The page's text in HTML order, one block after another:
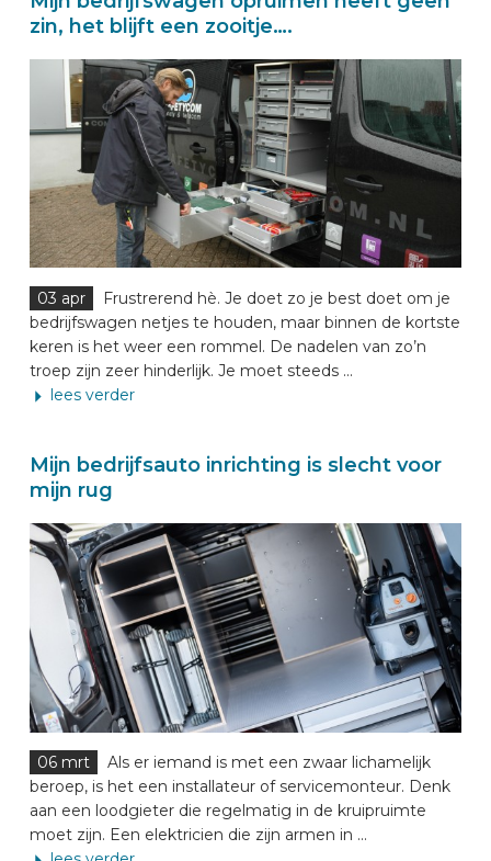
zin, het blijft een zooitje….
03 apr
Frustrerend hè. Je doet zo je best doet om je
bedrijfswagen netjes te houden, maar binnen de kortste
keren is het weer een rommel. De nadelen van zo’n
troep zijn zeer hinderlijk. Je moet steeds ...
lees verder
Mijn bedrijfsauto inrichting is slecht voor
mijn rug
06 mrt
Als er iemand is met een zwaar lichamelijk
beroep, is het een installateur of servicemonteur. Denk
aan een loodgieter die regelmatig in de kruipruimte
moet zijn. Een elektricien die zijn armen in ...